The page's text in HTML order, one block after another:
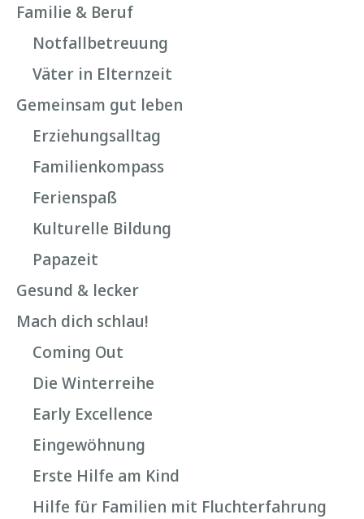
Familie & Beruf
Notfallbetreuung
Väter in Elternzeit
Gemeinsam gut leben
Erziehungsalltag
Familienkompass
Ferienspaß
Kulturelle Bildung
Papazeit
Gesund & lecker
Mach dich schlau!
Coming Out
Die Winterreihe
Early Excellence
Eingewöhnung
Erste Hilfe am Kind
Hilfe für Familien mit Fluchterfahrung